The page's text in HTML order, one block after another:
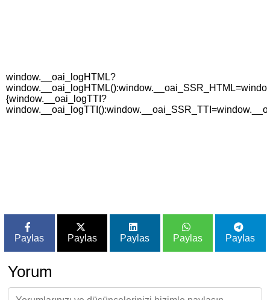
window.__oai_logHTML?
{window.__oai_logTTI?
Paylas Paylas Paylas Paylas Paylas
Yorum